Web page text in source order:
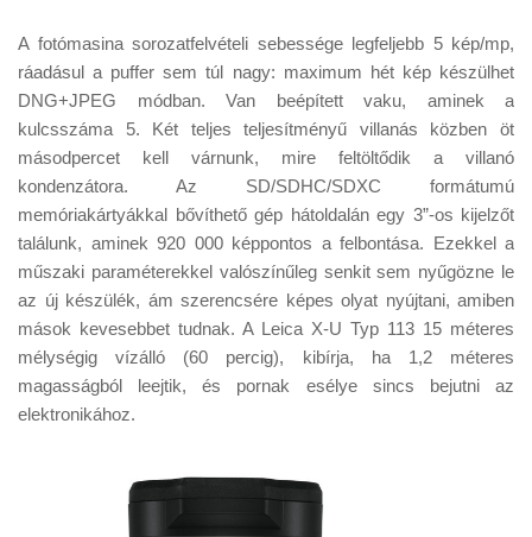
A fotómasina sorozatfelvételi sebessége legfeljebb 5 kép/mp,
ráadásul a puffer sem túl nagy: maximum hét kép készülhet
DNG+JPEG módban. Van beépített vaku, aminek a
kulcsszáma 5. Két teljes teljesítményű villanás közben öt
másodpercet kell várnunk, mire feltöltődik a villanó
kondenzátora. Az SD/SDHC/SDXC formátumú
memóriakártyákkal bővíthető gép hátoldalán egy 3”-os kijelzőt
találunk, aminek 920 000 képpontos a felbontása. Ezekkel a
műszaki paraméterekkel valószínűleg senkit sem nyűgözne le
az új készülék, ám szerencsére képes olyat nyújtani, amiben
mások kevesebbet tudnak. A Leica X-U Typ 113 15 méteres
mélységig vízálló (60 percig), kibírja, ha 1,2 méteres
magasságból leejtik, és pornak esélye sincs bejutni az
elektronikához.